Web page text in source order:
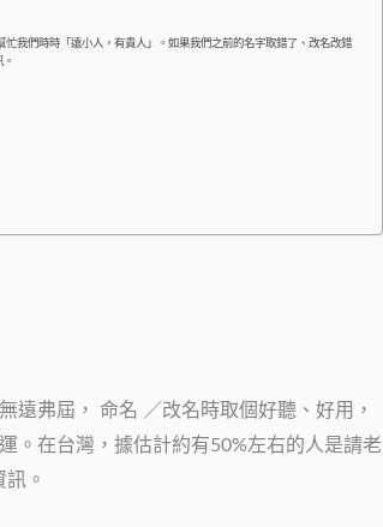
我們時時「遠小人，有貴人」。如果我們之前的名字取錯了、改名改錯
遠弗屆， 命名 ／改名時取個好聽、好用，
。在台灣，據估計約有50%左右的人是請老
。